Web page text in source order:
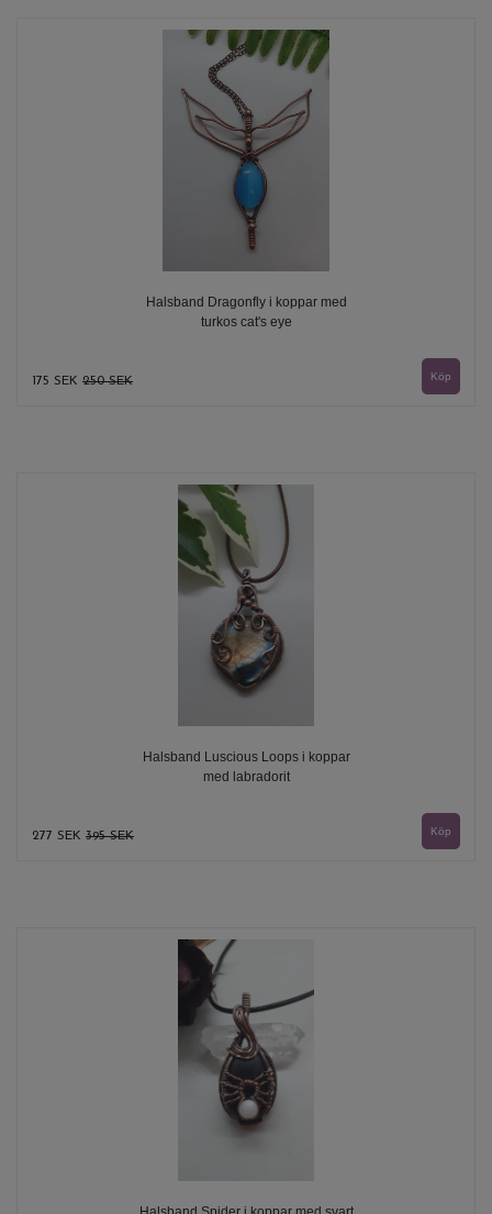
Halsband Dragonfly i koppar med
turkos cat's eye
175 SEK 250 SEK
Halsband Luscious Loops i koppar
med labradorit
277 SEK 395 SEK